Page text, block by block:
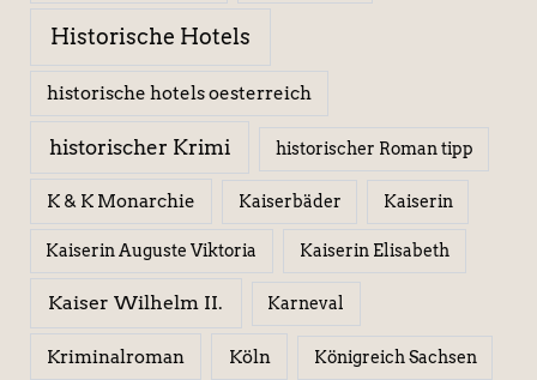
Historische Hotels
historische hotels oesterreich
historischer Krimi historischer Roman tipp
K & K Monarchie Kaiserbäder Kaiserin
Kaiserin Auguste Viktoria Kaiserin Elisabeth
Kaiser Wilhelm II. Karneval
Kriminalroman Köln Königreich Sachsen